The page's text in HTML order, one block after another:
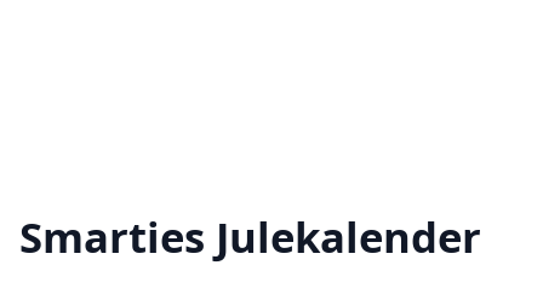
Smarties Julekalender